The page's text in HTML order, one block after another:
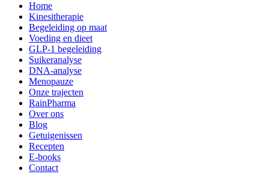
Home
Kinesitherapie
Begeleiding op maat
Voeding en dieet
GLP-1 begeleiding
Suikeranalyse
DNA-analyse
Menopauze
Onze trajecten
RainPharma
Over ons
Blog
Getuigenissen
Recepten
E-books
Contact